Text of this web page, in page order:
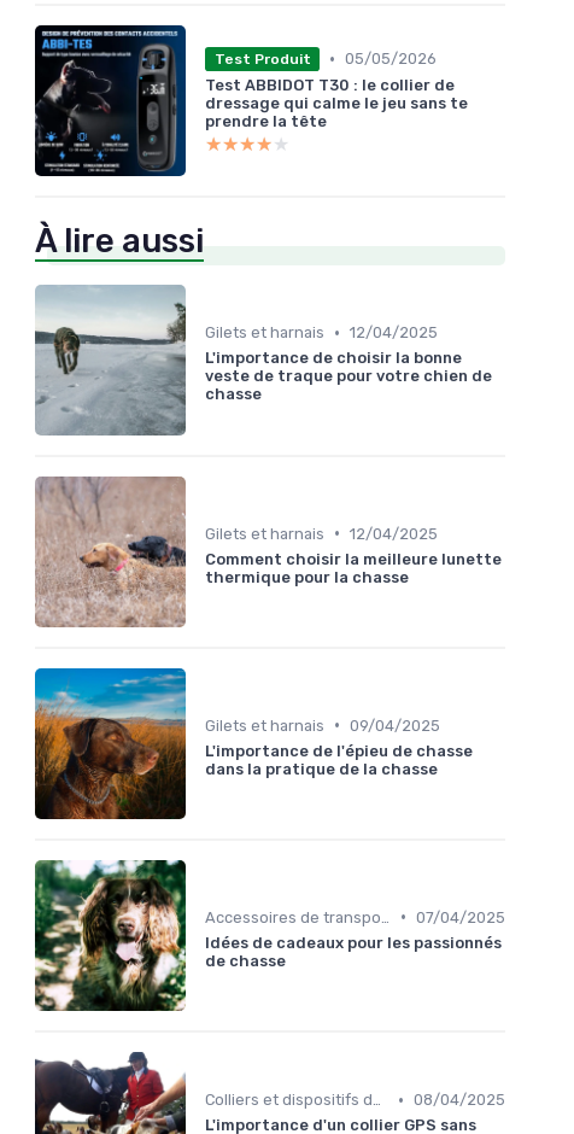
Test Produit • 05/05/2026
Test ABBIDOT T30 : le collier de
dressage qui calme le jeu sans te
prendre la tête
★★★★★
★★★★★
À lire aussi
Gilets et harnais • 12/04/2025
L'importance de choisir la bonne
veste de traque pour votre chien de
chasse
Gilets et harnais • 12/04/2025
Comment choisir la meilleure lunette
thermique pour la chasse
Gilets et harnais • 09/04/2025
L'importance de l'épieu de chasse
dans la pratique de la chasse
• 07/04/2025
Idées de cadeaux pour les passionnés
de chasse
Colliers et dispositifs de suivi • 08/04/2025
L'importance d'un collier GPS sans